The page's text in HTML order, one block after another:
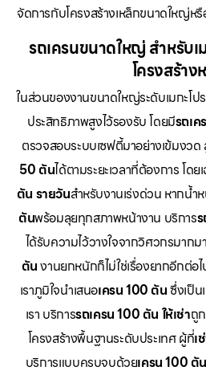
จัดการกับโครงสร้างเหล็กขนาดใหญ่หรื
รถเครนขนาดใหญ่ สำหรับเ
โครงสร้า
ในส่วนของงานขนาดใหญ่ระดับเมกะโปร
ประสิทธิภาพสูงไว้รองรับ โดยมีรถเค
ตรวจสอบระบบเซฟตี้มาอย่างเข้มงวด
50 ตันได้ตามระยะเวลาที่ต้องการ โดย
ตัน รายวันสำหรับงานเร่งด่วน หากน้ำ
ตันพร้อมลุยทุกสภาพหน้างาน บริการ
ได้รับความไว้วางใจจากวิศวกรมาก
ตันงานยกหนักก็ไม่ใช่เรื่องยากอีกต่อ
เราภูมิใจนำเสนอเครน 100 ตันซึ่งเป็
เรา บริการรถเครน 100 ตัน ให้เช่าถู
โครงสร้างพื้นฐานระดับประเทศ ผู้ที่เ
บริการแบบครบจบด้วยเครน 100